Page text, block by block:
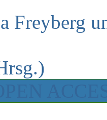
Freyberg